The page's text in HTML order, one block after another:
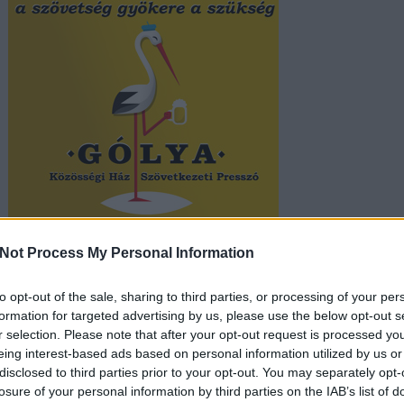
Process My Personal Information
opt-out of the sale, sharing to third parties, or processing of your
for targeted advertising by us, please use the below opt-out
selection. Please note that after your opt-out request is processed
interest-based ads based on personal information utilized by us
to third parties prior to your opt-out. You may separately
of your personal information by third parties on the IAB’s list of
trackback/id/7417936
felhasználói tartalomnak minősülnek, értük aszolgáltatás technikaiüzemeltetője semmilyen felelősséget nem vállal, azokat